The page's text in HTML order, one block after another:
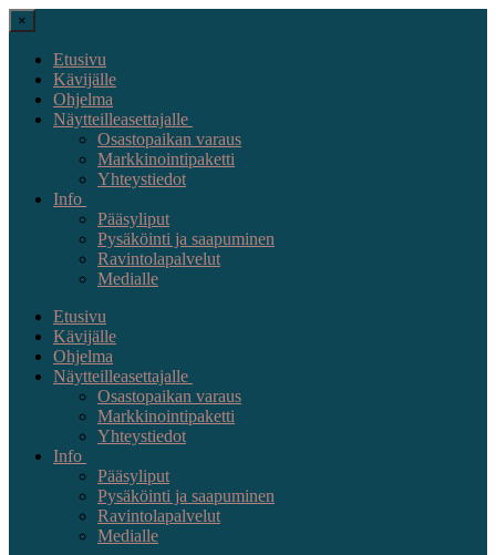
×
Etusivu
Kävijälle
Ohjelma
Näytteilleasettajalle
Osastopaikan varaus
Markkinointipaketti
Yhteystiedot
Info
Pääsyliput
Pysäköinti ja saapuminen
Ravintolapalvelut
Medialle
Etusivu
Kävijälle
Ohjelma
Näytteilleasettajalle
Osastopaikan varaus
Markkinointipaketti
Yhteystiedot
Info
Pääsyliput
Pysäköinti ja saapuminen
Ravintolapalvelut
Medialle